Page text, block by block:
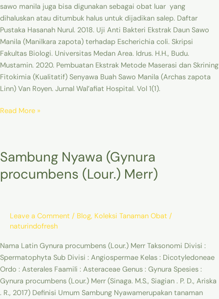
sawo manila juga bisa digunakan sebagai obat luar yang
dihaluskan atau ditumbuk halus untuk dijadikan salep. Daftar
Pustaka Hasanah Nurul. 2018. Uji Anti Bakteri Ekstrak Daun Sawo
Manila (Manilkara zapota) terhadap Escherichia coli. Skripsi
Fakultas Biologi. Universitas Medan Area. Idrus. H.H., Budu.
Mustamin. 2020. Pembuatan Ekstrak Metode Maserasi dan Skrining
Fitokimia (Kualitatif) Senyawa Buah Sawo Manila (Archas zapota
Linn) Van Royen. Jurnal Wal’afiat Hospital. Vol 1(1).
Read More »
Sambung Nyawa (Gynura
procumbens (Lour.) Merr)
Leave a Comment / Blog, Koleksi Tanaman Obat /
naturindofresh
Nama Latin Gynura procumbens (Lour.) Merr Taksonomi Divisi :
Spermatophyta Sub Divisi : Angiospermae Kelas : Dicotyledoneae
Ordo : Asterales Faamili : Asteraceae Genus : Gynura Spesies :
Gynura procumbens (Lour.) Merr (Sinaga. M.S., Siagian . P. D., Ariska
. R., 2017) Definisi Umum Sambung Nyawamerupakan tanaman
Nyawa
procumbens